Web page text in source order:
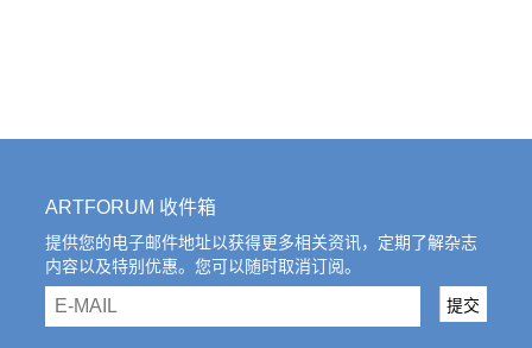
ARTFORUM 收件箱
提供您的电子邮件地址以获得更多相关资讯，定期了解杂志
内容以及特别优惠。您可以随时取消订阅。
email 提交